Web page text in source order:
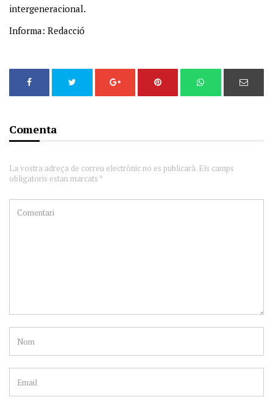
intergeneracional.
Informa: Redacció
Comenta
La vostra adreça de correu electrònic no es publicarà. Els camps
obligatoris estan marcats *